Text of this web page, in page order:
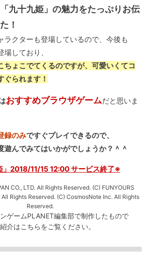
九十九姫」の魅力をたっぷりお伝
！
ラクターも登場しているので、今後も
しており、
ちょこでてくるのですが、可愛いくてコ
ぐられます！
おすすめブラウザゲームだと思いま
録のみですぐプレイできるので、
遊んでみてはいかがでしょうか？＾＾
」2018/11/15 12:00 サービス終了※
CO., LTD. All Rights Reserved. (C) FUNYOURS
Rights Reserved. (C) CosmosNote Inc. All Rights
Reserved.
ゲームPLANET編集部で制作したもので
介はこちらをご覧ください。